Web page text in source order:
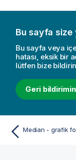
Bu sayfa size
Bu sayfa veya
hatası, eksik bir
lütfen bize
Geri
Median - grafik